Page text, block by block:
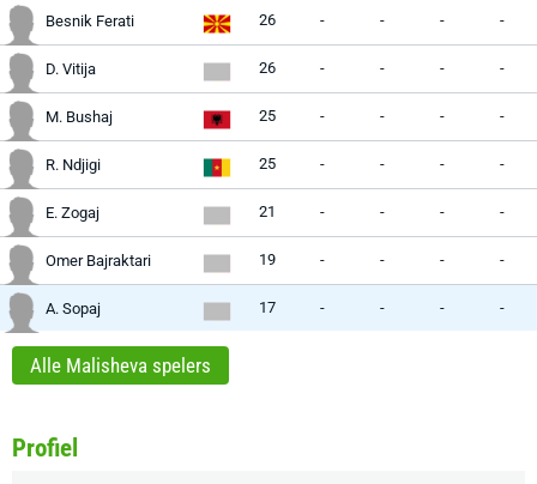
Besnik Ferati 26 - - - -
D. Vitija 26 - - - -
M. Bushaj 25 - - - -
R. Ndjigi 25 - - - -
E. Zogaj 21 - - - -
Omer Bajraktari 19 - - - -
A. Sopaj 17 - - - -
Alle Malisheva spelers
Profiel